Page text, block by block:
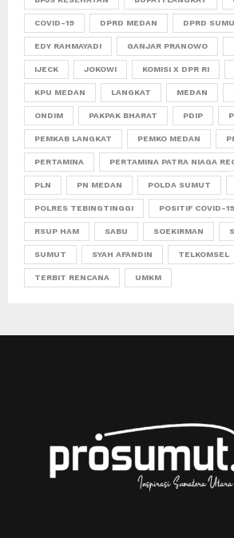
COVID-19 DPRD MEDAN DPRD
EDY RAHMAYADI GANJAR PRANOWO
IJECK JOKOWI KOMISI X DPR RI
KPU MEDAN LANGKAT MEDAN
ONDIM PAKPAK BHARAT PDIP
PEMKAB LANGKAT PEMKO MEDAN
PERTAMINA PERTAMINA PATRA NIAGA
PLN PN MEDAN POLDA SUMUT
POLRES TEBINGTINGGI POSITIF COVID-19
RSUP HAM SABU SOEKIRMAN
SUMUT SYAH AFANDIN TELKOMSEL
TERBIT RENCANA UMKM